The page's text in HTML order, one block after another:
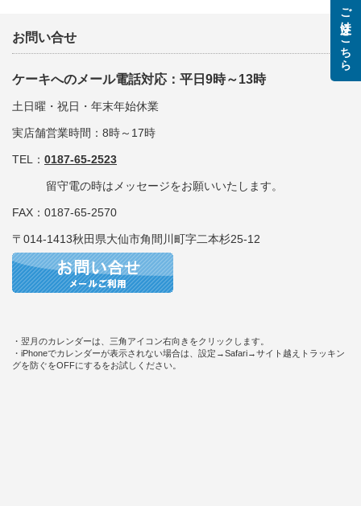
お問い合せ
ケーキへのメール電話対応：平日9時～13時
土日曜・祝日・年末年始休業
実店舗営業時間：8時～17時
TEL： 0187-65-2523
留守電の時はメッセージをお願いいたします。
FAX：0187-65-2570
〒014-1413秋田県大仙市角間川町字二本杉25-12
・翌月のカレンダーは、三角アイコン右向きをクリックします。
・iPhoneでカレンダーが表示されない場合は、設定→Safari→サイト越えトラッキン
グを防ぐをOFFにするをお試しください。
ご注文はこちら